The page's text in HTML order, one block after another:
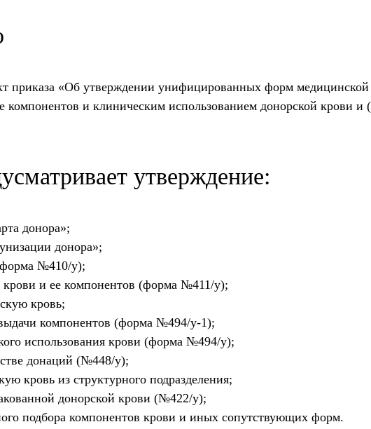
приказа «Об утверждении унифицированных форм
компонентов и клиническим использованием донорской крови и
утверждение:
донора»;
донора»;
№410/у);
крови и ее компонентов (форма №411/у);
кровь;
компонентов (форма №494/у-1);
использования крови (форма №494/у);
донаций (№448/у);
кровь из структурного подразделения;
донорской крови (№422/у);
подбора компонентов крови и иных сопутствующих форм.